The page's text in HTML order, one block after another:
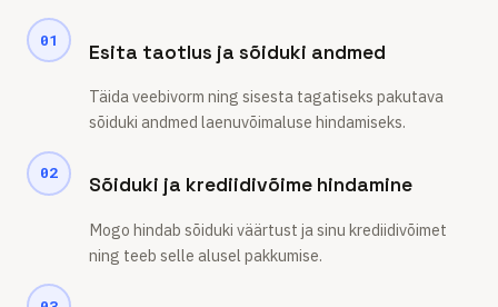
01
Esita taotlus ja sõiduki andmed
Täida veebivorm ning sisesta tagatiseks pakutava
sõiduki andmed laenuvõimaluse hindamiseks.
02
Sõiduki ja krediidivõime hindamine
Mogo hindab sõiduki väärtust ja sinu krediidivõimet
ning teeb selle alusel pakkumise.